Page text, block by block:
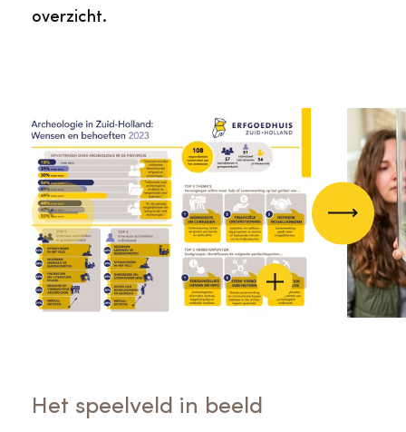
overzicht.
Vorige
Het speelveld in beeld